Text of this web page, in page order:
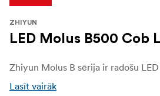
ZHIYUN
LED Molus B500 Cob
Lasīt vairāk